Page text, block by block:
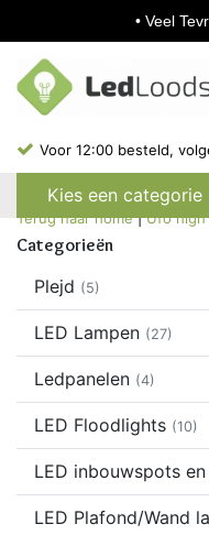
Voor 12:00 besteld,
Kies een categorie
Terug naar home|Ufo high
Categorieën
Plejd (5)
LED Lampen (27)
Ledpanelen (4)
LED Floodlights (10)
LED Plafond/Wand
• Veel